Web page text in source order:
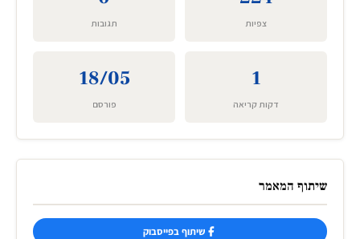
צפיות תגובות
1
דקות קריאה
18/05
פורסם
שיתוף המאמר
שיתוף בפייסבוק